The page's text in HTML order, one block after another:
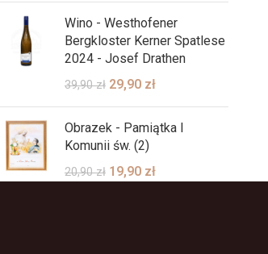
Wino - Westhofener
Bergkloster Kerner Spatlese
2024 - Josef Drathen
39,90zł 29,90 zł
Obrazek - Pamiątka I
Komunii św. (2)
20,90zł 19,90 zł